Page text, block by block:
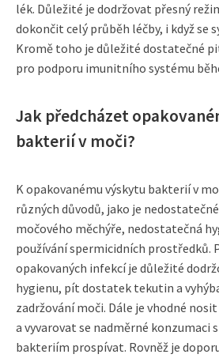
lék. Důležité je dodržovat přesný
dokončit celý průběh léčby, i když se
Kromě toho je důležité dostatečné
pro podporu imunitního systému
Jak předcházet
bakterií v moči?
K opakovanému výskytu bakterií v
různých důvodů, jako je
močového měchýře, nedostatečná
používání spermicidních prostředků.
opakovaných infekcí je důležité
hygienu, pít dostatek tekutin a
zadržování moči. Dále je vhodné
a vyvarovat se nadměrné konzumaci
bakteriím prospívat. Rovněž je